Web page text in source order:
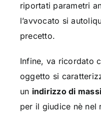
riportati parametri
l’avvocato si
precetto.
Infine, va ricordato
oggetto si
un indirizzo di
per il giudice nè nel